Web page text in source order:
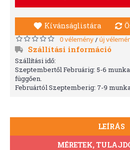
Kívánságlistára
0 vélemény/ új
Szállítási információ
Szállítási idő:
Szeptembertől Februárig: 5-6
függően.
Februártól Szeptemberig: 7-9
LEÍRÁS
MÉRETEK,